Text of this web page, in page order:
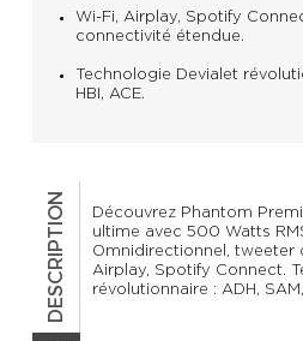
Wi-Fi, Airplay, Spotify
connectivité étendue.
Technologie Devialet
HBI, ACE.
DESCRIPTION
Découvrez Phantom
ultime avec 500 Watts
Omnidirectionnel, tweeter
Airplay, Spotify Connect.
révolutionnaire : ADH, SAM,